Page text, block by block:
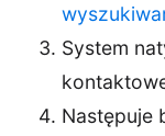
System
Następuje